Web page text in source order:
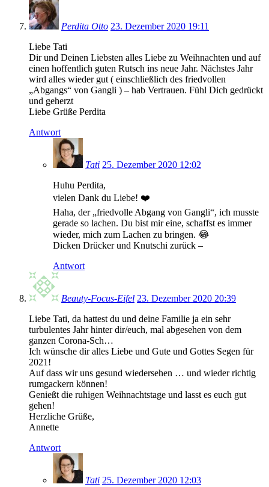
Perdita Otto 23. Dezember 2020 19:11
Liebe Tati
Dir und Deinen Liebsten alles Liebe zu Weihnachten und auf
einen hoffentlich guten Rutsch ins neue Jahr. Nächstes Jahr
wird alles wieder gut ( einschließlich des friedvollen
„Abgangs“ von Gangli ) – hab Vertrauen. Fühl Dich gedrückt
und geherzt
Liebe Grüße Perdita
Antwort
Tati 25. Dezember 2020 12:02
Huhu Perdita,
vielen Dank du Liebe! ❤️
Haha, der „friedvolle Abgang von Gangli“, ich musste
gerade so lachen. Du bist mir eine, schaffst es immer
wieder, mich zum Lachen zu bringen. 😂
Dicken Drücker und Knutschi zurück –
Antwort
Beauty-Focus-Eifel 23. Dezember 2020 20:39
Liebe Tati, da hattest du und deine Familie ja ein sehr
turbulentes Jahr hinter dir/euch, mal abgesehen von dem
ganzen Corona-Sch…
Ich wünsche dir alles Liebe und Gute und Gottes Segen für
2021!
Auf dass wir uns gesund wiedersehen … und wieder richtig
rumgackern können!
Genießt die ruhigen Weihnachtstage und lasst es euch gut
gehen!
Herzliche Grüße,
Annette
Antwort
Tati 25. Dezember 2020 12:03